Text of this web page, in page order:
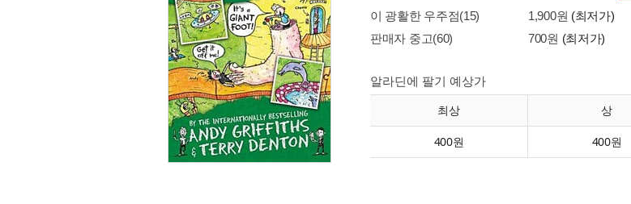
이 광활한 우주점(15) 1,900원 (최저가)
판매자 중고(60)
700원 (최저가)
알라딘에 팔기 예상가
최상 상
400원 400원